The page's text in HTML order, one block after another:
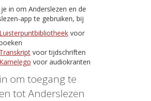
in om Anderslezen en de
app te gebruiken, bij
Luisterpuntbibliotheekvoor
Transkriptvoor tijdschriften
Kamelego voor audiokranten
om toegang te
tot Anderslezen